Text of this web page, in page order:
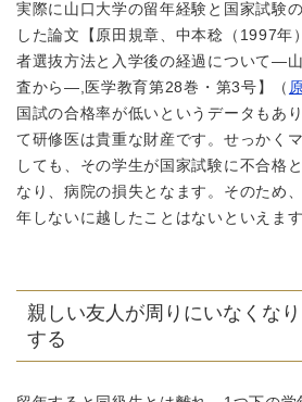
実際に山口大学の留年経験と国家試験
した論文【原田規章、中本稔（1997年
者選抜方法と入学後の経過について―
査から―,医学教育第28巻・第3号】（
国試の合格率が低いというデータもあ
て研修医は貴重な財産です。せっかく
しても、その学生が国家試験に不合格
なり、病院の損失となます。そのため
年しないに越したことはないといえます
親しい友人が周りにいなくな
する